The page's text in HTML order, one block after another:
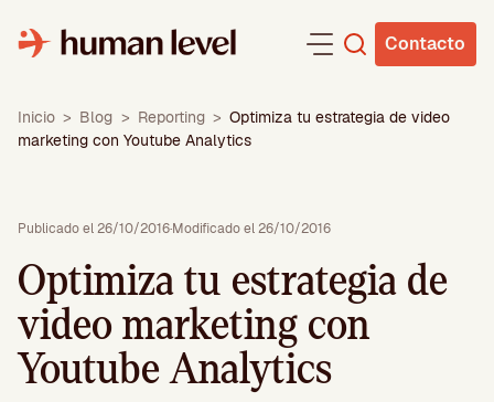
contenido
Contacto
Inicio > Blog > Reporting > Optimiza tu estrategia de video
marketing con Youtube Analytics
Publicado el 26/10/2016·Modificado el 26/10/2016
Optimiza tu estrategia de
video marketing con
Youtube Analytics